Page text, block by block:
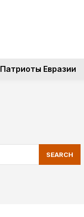
Патриоты Евразии
SEARCH